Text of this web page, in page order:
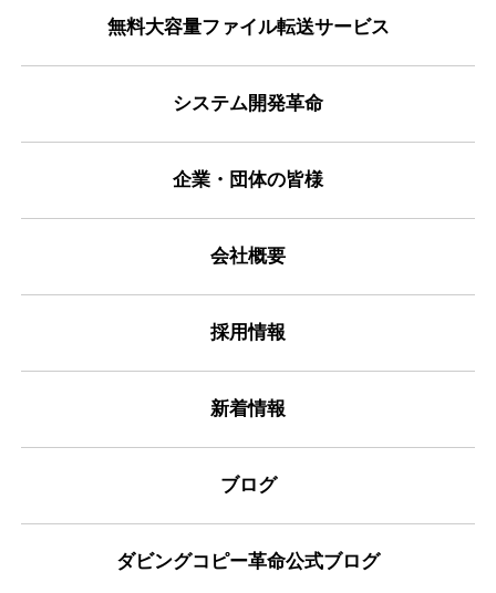
無料大容量ファイル転送サービス
システム開発革命
企業・団体の皆様
会社概要
採用情報
新着情報
ブログ
ダビングコピー革命公式ブログ